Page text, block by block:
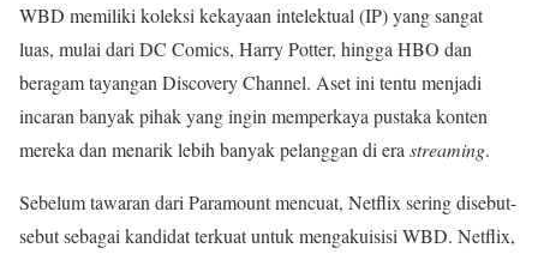
WBD memiliki koleksi kekayaan intelektual (IP) yang sangat
luas, mulai dari DC Comics, Harry Potter, hingga HBO dan
beragam tayangan Discovery Channel. Aset ini tentu menjadi
incaran banyak pihak yang ingin memperkaya pustaka konten
mereka dan menarik lebih banyak pelanggan di era streaming.
Sebelum tawaran dari Paramount mencuat, Netflix sering disebut-
sebut sebagai kandidat terkuat untuk mengakuisisi WBD. Netflix,